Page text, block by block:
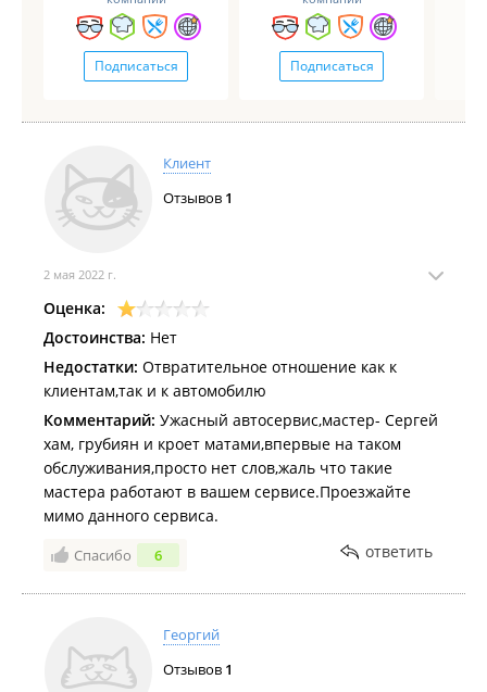
Подписаться Подписаться
Клиент
Отзывов 1
2 мая 2022 г.
Оценка:
Достоинства: Нет
Недостатки: Отвратительное отношение как к
клиентам,так и к автомобилю
Комментарий: Ужасный автосервис,мастер- Сергей
хам, грубиян и кроет матами,впервые на таком
обслуживания,просто нет слов,жаль что такие
мастера работают в вашем сервисе.Проезжайте
мимо данного сервиса.
Спасибо 6 ответить
Георгий
Отзывов 1